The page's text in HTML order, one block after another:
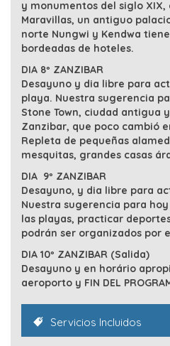
y monumentos del siglo XIX,
Maravillas, un antiguo
norte Nungwi y Kendwa
bordeadas de hoteles.
DIA 8º ZANZIBAR
Desayuno y dia libre para
playa. Nuestra sugerencia
Stone Town, ciudad antigua
Zanzibar, que poco cambió
Repleta de pequeñas
mesquitas, grandes casas
DIA 9º ZANZIBAR
Desayuno, y dia libre para
Nuestra sugerencia para
las playas, practicar
podrán ser organizados por
DIA 10º ZANZIBAR (Salida)
Desayuno y en horário
aeroporto y FIN DEL
Servicios Incluidos